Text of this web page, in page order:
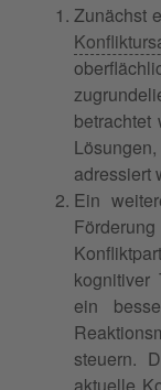
Zunächst
adressiert
Ein
kognitiver
ein
steuern.